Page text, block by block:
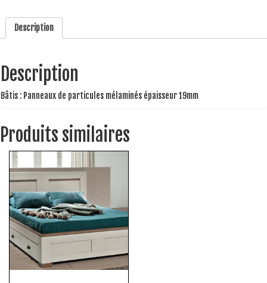
Description
Description
Bâtis : Panneaux de particules mélaminés épaisseur 19mm
Produits similaires